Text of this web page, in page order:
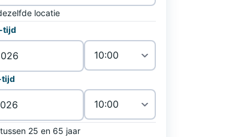
locatie
tijd
tijd
25 en 65 jaar